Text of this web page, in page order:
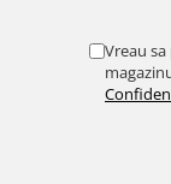
Vreau